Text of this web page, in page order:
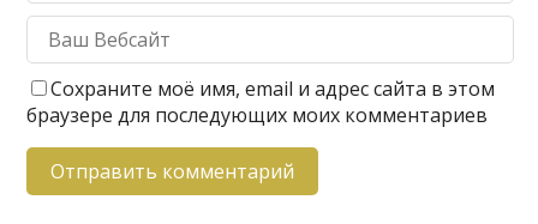
Сохраните моё имя, email и адрес сайта в этом
браузере для последующих моих комментариев